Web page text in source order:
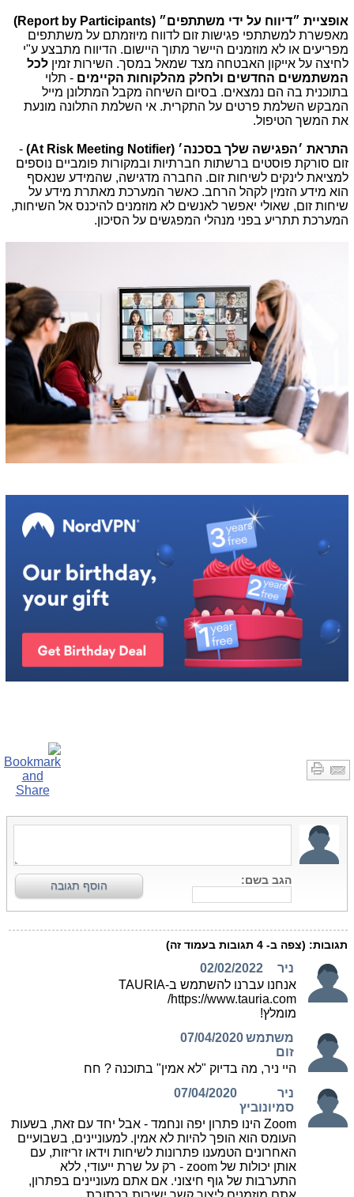
אופציית ״דיווח על ידי משתתפים״ (Report by Participants
)
מאפשרת למשתתפי פגישות זום לדווח מיוזמתם על משתתפים
מפריעים או לא מוזמנים היישר מתוך היישום. הדיווח מתבצע ע"י
לחיצה על אייקון האבטחה מצד שמאל במסך. השירות זמין לכל
המשתמשים החדשים ולחלק מהלקוחות הקיימים - תלוי
בתוכנית בה הם נמצאים. בסיום השיחה מקבל המתלונן מייל
המבקש השלמת פרטים על התקרית. אי השלמת התלונה מונעת
את המשך הטיפול.
התראת ׳הפגישה שלך בסכנה׳ (At Risk Meeting Notifier
)
-
זום סורקת פוסטים ברשתות חברתיות ובמקורות פומביים נוספים
למציאת לינקים לשיחות זום. החברה מדגישה, שהמידע שנאסף
הוא מידע הזמין לקהל הרחב. כאשר המערכת מאתרת מידע על
שיחות זום, שאולי יאפשר לאנשים לא מוזמנים להיכנס אל השיחות,
המערכת תתריע בפני מנהלי המפגשים על הסיכון.